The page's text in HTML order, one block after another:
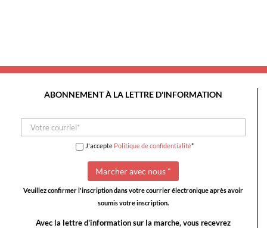
ABONNEMENT À LA LETTRE D'INFORMATION
J'accepte Politique de confidentialité*
Veuillez confirmer l'inscription dans votre courrier électronique après avoir
soumis votre inscription.
Avec la lettre d'information sur la marche, vous recevrez